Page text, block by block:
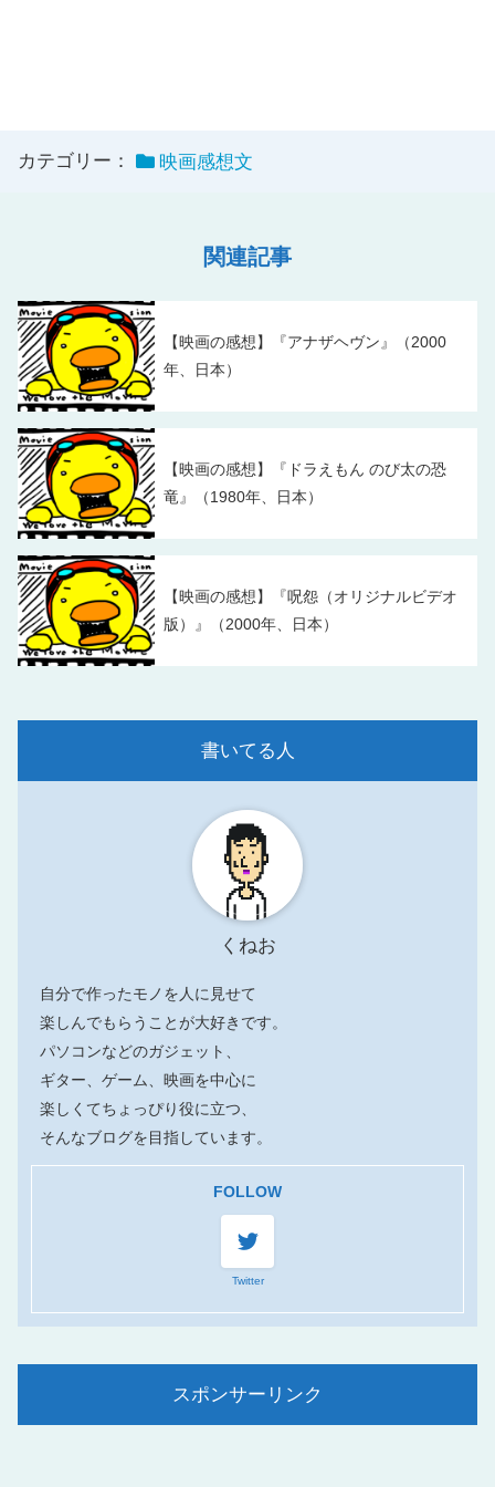
カテゴリー： 映画感想文
関連記事
【映画の感想】『アナザヘヴン』（2000
年、日本）
【映画の感想】『ドラえもん のび太の恐
竜』（1980年、日本）
【映画の感想】『呪怨（オリジナルビデオ
版）』（2000年、日本）
書いてる人
くねお
自分で作ったモノを人に見せて
楽しんでもらうことが大好きです。
パソコンなどのガジェット、
ギター、ゲーム、映画を中心に
楽しくてちょっぴり役に立つ、
そんなブログを目指しています。
FOLLOW
Twitter
スポンサーリンク